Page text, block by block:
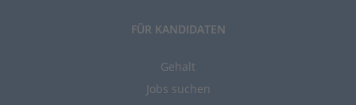
FÜR KANDIDATEN
Gehalt
Jobs suchen